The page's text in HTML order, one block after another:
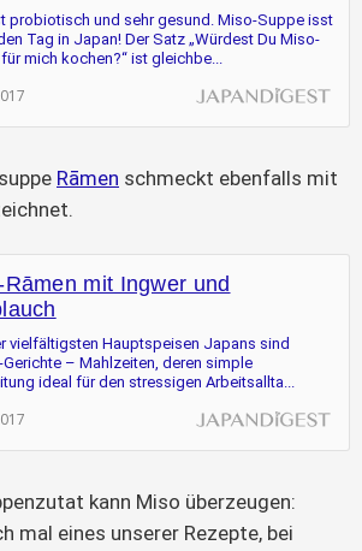
probiotisch und sehr gesund. Miso-Suppe isst
Tag in Japan! Der Satz „Würdest Du Miso-
mich kochen?“ ist gleichbe...
Rāmen schmeckt ebenfalls mit
Rāmen mit Ingwer und
vielfältigsten Hauptspeisen Japans sind
Gerichte – Mahlzeiten, deren simple
ideal für den stressigen Arbeitsallta...
kann Miso überzeugen:
mal eines unserer Rezepte, bei